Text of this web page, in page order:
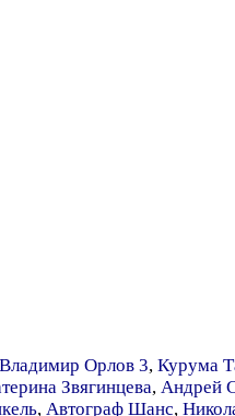
Владимир Орлов 3, Курума
Звягинцева, Андрей
, Автограф Шанс,